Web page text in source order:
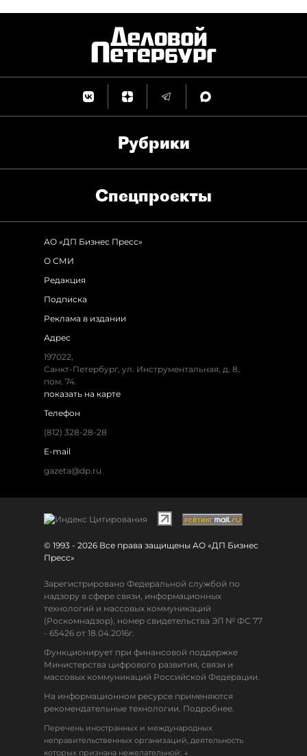
Рубрики
Спец­проекты
АО «ДП Бизнес Пресс»
О СМИ
Редакция
Подписка
Реклама в издании
Адрес
197022,
Санкт-Петербург, ул. Инструментальная, д. 8,
пом. 74.
показать на карте
Телефон
(812) 328-28-28
E-mail
gazeta@dp.ru
© 1993 - 2026 Все права защищены АО «ДП Бизнес
Пресс»
Зарегистрировано Федеральной службой по
надзору в сфере связи, информационных
технологий и массовых коммуникаций
(Роскомнадзор), номер свидетельства ЭЛ № ФС 77
- 65426 от 18.04.2016г.
Функционирует при финансовой поддержке
Министерства цифрового развития, связи и
массовых коммуникаций Российской Федерации.
На информационном ресурсе применяются
рекомендательные технологии. Подробнее.
Перечень иностранных и международных
неправительственных организаций, деятельность
которых признана нежелательной: ↓